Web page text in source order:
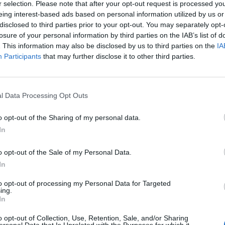
selection. Please note that after your opt-out request is processed
interest-based ads based on personal information utilized by us
to third parties prior to your opt-out. You may separately
of your personal information by third parties on the IAB’s list of
This information may also be disclosed by us to third parties on the
Participants that may further disclose it to other third parties.
Data Processing Opt Outs
opt-out of the Sharing of my personal data.
opt-out of the Sale of my Personal Data.
opt-out of processing my Personal Data for Targeted
opt-out of Collection, Use, Retention, Sale, and/or Sharing
Fot. Warszawa w Pigułce / Shutterstock
w obwodzie chersońskim i zestrzeliła 17 wrogich maszyn:
pięć pocisków manewrujących i trzy samoloty. Podczas walk
8 osób. Najmłodsza ofiara to trzyletnia dziewczynka.